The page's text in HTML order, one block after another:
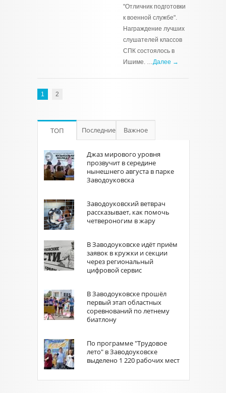
"Отличник подготовки
к военной службе".
Награждение лучших
слушателей классов
СПК состоялось в
Ишиме. …Далее →
1 2
ТОП Последние Важное
Джаз мирового уровня
прозвучит в середине
нынешнего августа в парке
Заводоуковска
Заводоуковский ветврач
рассказывает, как помочь
четвероногим в жару
В Заводоуковске идёт приём
заявок в кружки и секции
через региональный
цифровой сервис
В Заводоуковске прошёл
первый этап областных
соревнований по летнему
биатлону
По программе "Трудовое
лето" в Заводоуковске
выделено 1 220 рабочих мест